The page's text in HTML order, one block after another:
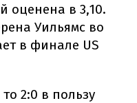
оценена в 3,10.
Уильямс во
в финале US
2:0 в пользу